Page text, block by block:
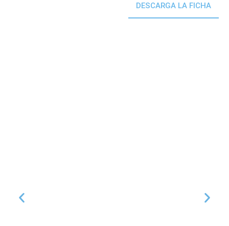
DESCARGA LA FICHA